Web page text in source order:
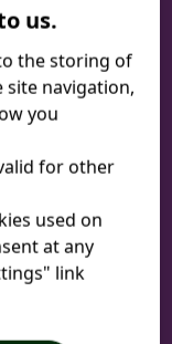
us.
the storing of
site navigation,
you
for other
used on
at any
link